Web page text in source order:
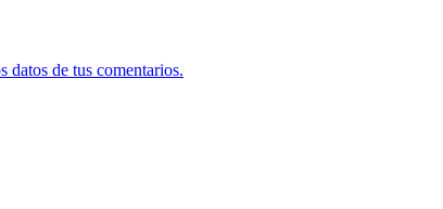
datos de tus comentarios.